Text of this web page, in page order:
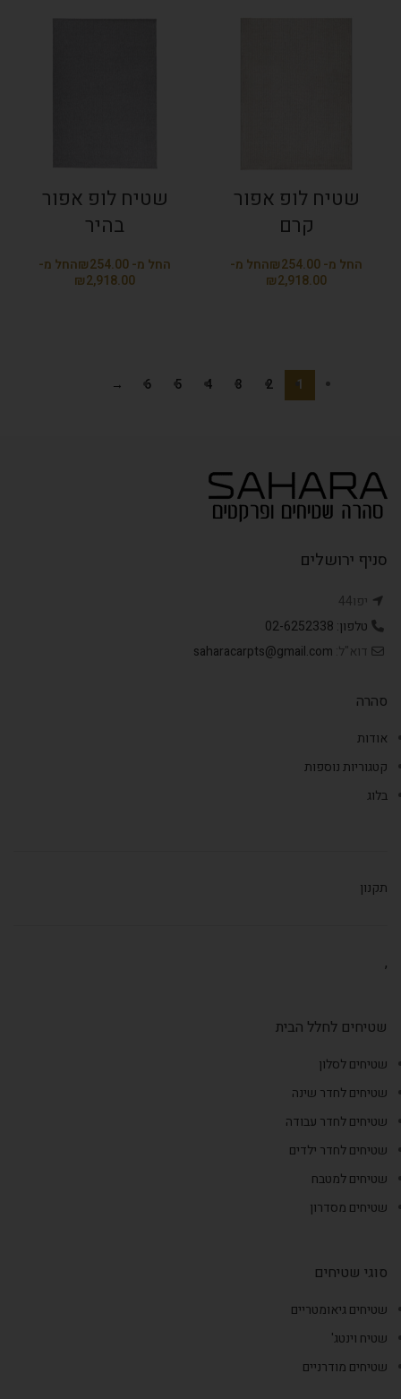
שטיח לופ אפור
קרם
₪
₪
שטיח לופ אפור
בהיר
₪
₪
1
2
3
4
5
6
→
סניף ירושלים
יפו44
טלפון: 02-6252338
דוא"ל: saharacarpts@gmail.com
סהרה
אודות
קטגוריות נוספות
בלוג
תקנון
,
שטיחים לחלל הבית
שטיחים לסלון
שטיחים לחדר שינה
שטיחים לחדר עבודה
שטיחים לחדר ילדים
שטיחים למטבח
שטיחים מסדרון
סוגי שטיחים
שטיחים גיאומטריים
שטיח וינטג'
שטיחים מודרניים